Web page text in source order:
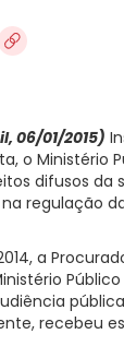
06/01/2015)
o Ministério
difusos da
regulação
a
recebeu